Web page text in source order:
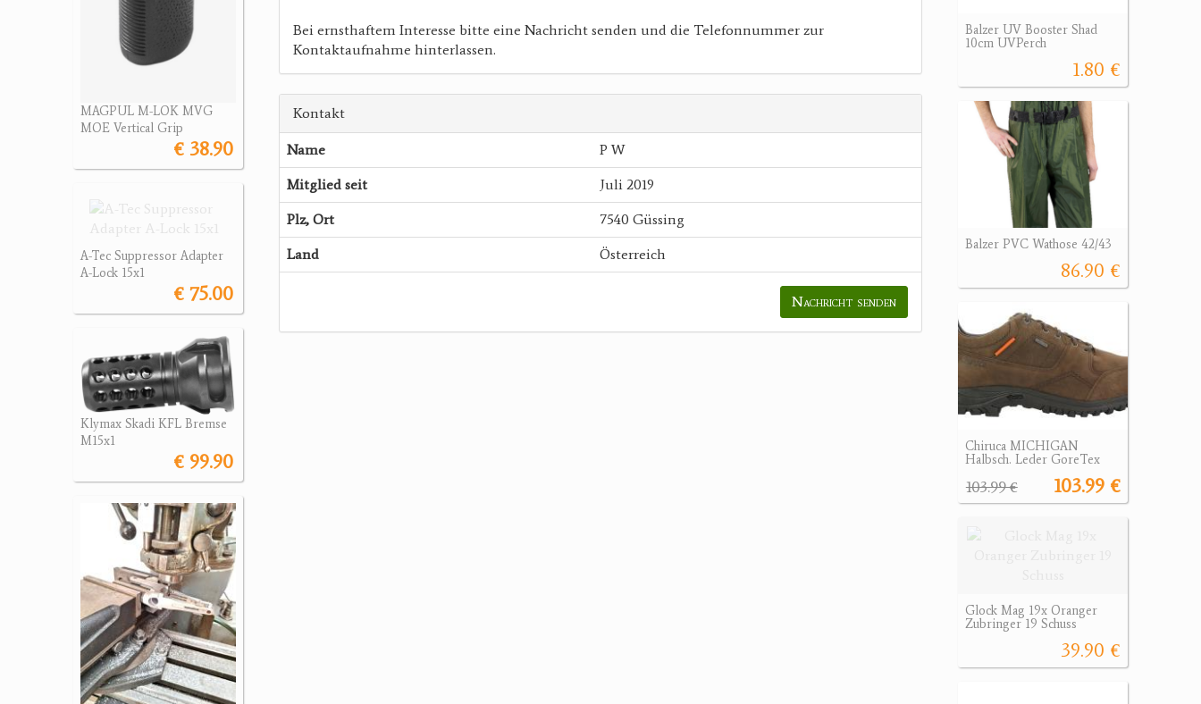
MAGPUL M-LOK MVG
MOE Vertical Grip
€ 38.90
A-Tec Suppressor Adapter
A-Lock 15x1
€ 75.00
Klymax Skadi KFL Bremse
M15x1
€ 99.90
Bei ernsthaftem Interesse bitte eine Nachricht senden und die Telefonnummer zur
Kontaktaufnahme hinterlassen.
Kontakt
Name P W
Mitglied seit Juli 2019
Plz, Ort 7540 Güssing
Land Österreich
Nachricht senden
Balzer UV Booster Shad
10cm UVPerch
1.80 €
Balzer PVC Wathose 42/43
86.90 €
Chiruca MICHIGAN
Halbsch. Leder GoreTex
103.99 €
103.99 €
Glock Mag 19x Oranger
Zubringer 19 Schuss
39.90 €